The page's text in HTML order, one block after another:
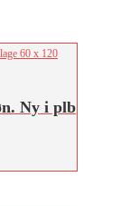
Ny i plb